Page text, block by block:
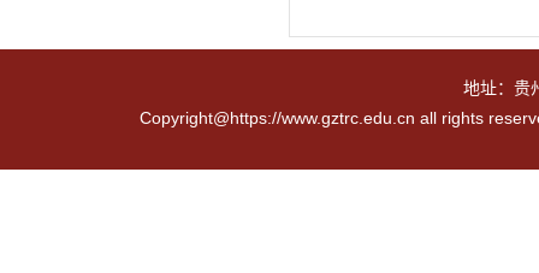
地址：贵
Copyright@https://www.gztrc.edu.cn all rights